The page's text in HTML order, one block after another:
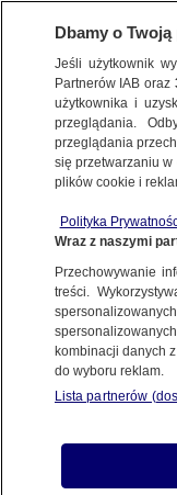
METEO
NAJNOWSZE
1.10.2011, 14:21
Udostępnij
Dbamy o
Jeśli użytkownik
Partnerów IAB oraz
użytkownika i
przeglądania.
przeglądania
się przetwarzaniu
plików cookie i
Polityka
Wraz z naszymi
Przechowywanie
treści.
kombinacji danych
do wyboru reklam.
Lista partnerów